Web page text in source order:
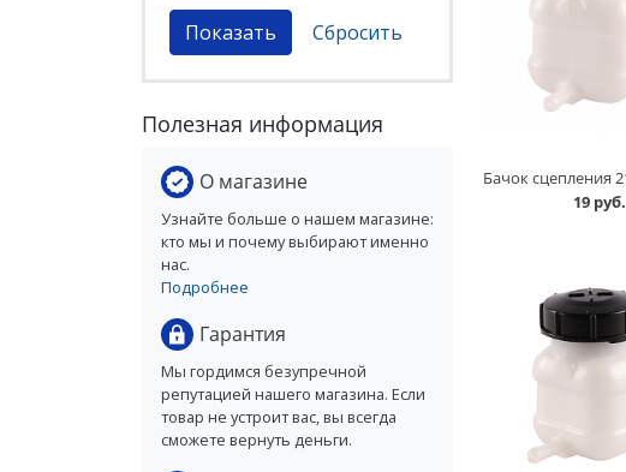
Полезная информация
О магазине
Узнайте больше о нашем магазине:
кто мы и почему выбирают именно
нас.
Подробнее
Гарантия
Мы гордимся безупречной
репутацией нашего магазина. Если
товар не устроит вас, вы всегда
сможете вернуть деньги.
19 руб.